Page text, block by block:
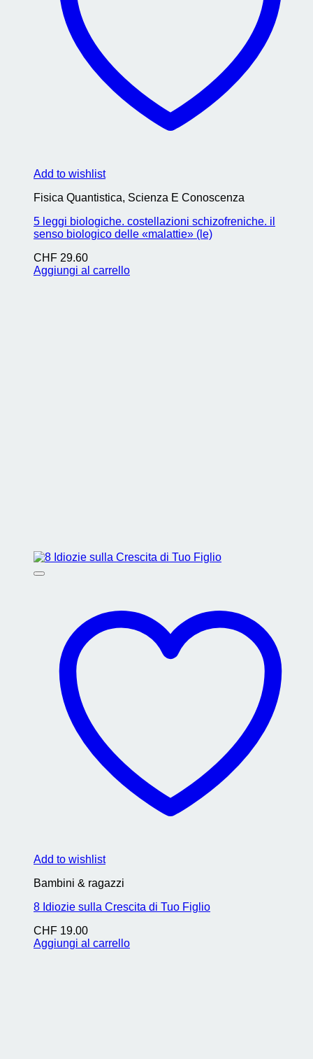
Add to wishlist
Fisica Quantistica, Scienza E Conoscenza
5 leggi biologiche. costellazioni schizofreniche. il
senso biologico delle «malattie» (le)
CHF 29.60
Aggiungi al carrello
Add to wishlist
Bambini & ragazzi
8 Idiozie sulla Crescita di Tuo Figlio
CHF 19.00
Aggiungi al carrello